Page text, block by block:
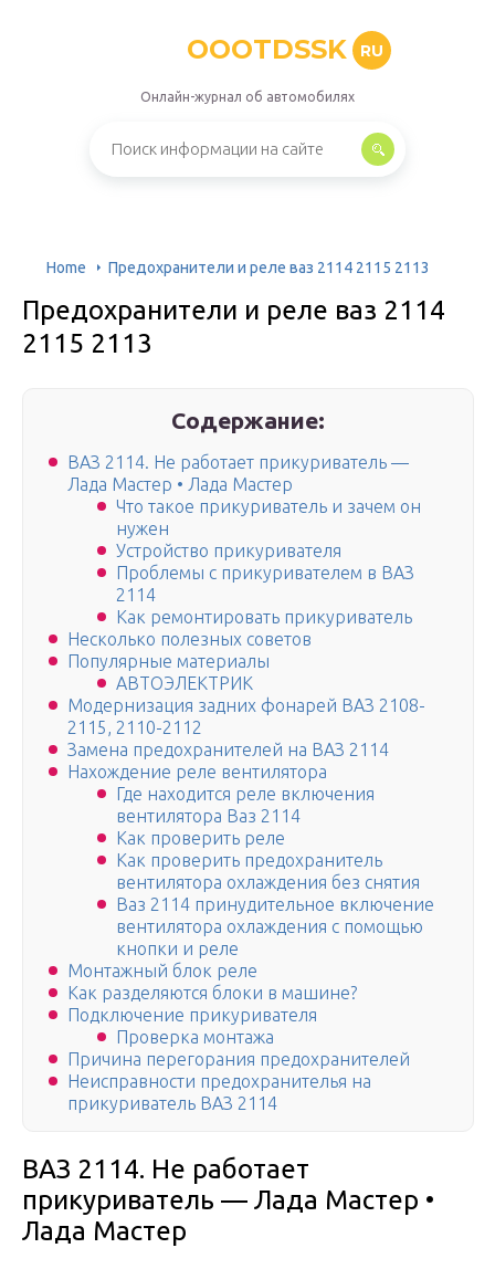
OOOTDSSK RU
Онлайн-журнал об автомобилях
Home Предохранители и реле ваз 2114 2115 2113
Предохранители и реле ваз 2114
2115 2113
Содержание:
ВАЗ 2114. Не работает прикуриватель —
Лада Мастер • Лада Мастер
Что такое прикуриватель и зачем он
нужен
Устройство прикуривателя
Проблемы с прикуривателем в ВАЗ
2114
Как ремонтировать прикуриватель
Несколько полезных советов
Популярные материалы
АВТОЭЛЕКТРИК
Модернизация задних фонарей ВАЗ 2108-
2115, 2110-2112
Замена предохранителей на ВАЗ 2114
Нахождение реле вентилятора
Где находится реле включения
вентилятора Ваз 2114
Как проверить реле
Как проверить предохранитель
вентилятора охлаждения без снятия
Ваз 2114 принудительное включение
вентилятора охлаждения с помощью
кнопки и реле
Монтажный блок реле
Как разделяются блоки в машине?
Подключение прикуривателя
Проверка монтажа
Причина перегорания предохранителей
Неисправности предохранителья на
прикуриватель ВАЗ 2114
ВАЗ 2114. Не работает
прикуриватель — Лада Мастер •
Лада Мастер